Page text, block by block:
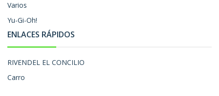
Varios
Yu-Gi-Oh!
ENLACES RÁPIDOS
RIVENDEL EL CONCILIO
Carro